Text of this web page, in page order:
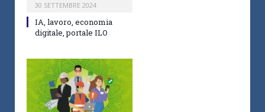
30 SETTEMBRE 2024
IA, lavoro, economia
digitale, portale ILO